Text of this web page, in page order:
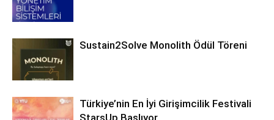
Sustain2Solve Monolith Ödül Töreni
Türkiye’nin En İyi Girişimcilik Festivali